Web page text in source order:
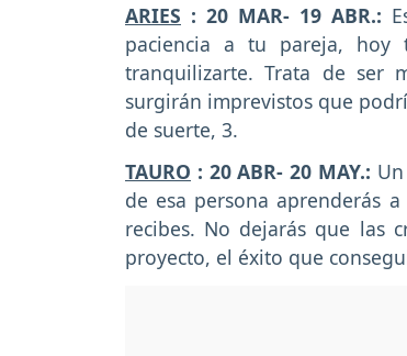
ARIES : 20 MAR- 19 ABR.:
paciencia a tu pareja,
tranquilizarte. Trata de ser
surgirán imprevistos que
de suerte, 3.
TAURO : 20 ABR- 20 MAY.:
de esa persona aprenderás
recibes. No dejarás que las
proyecto, el éxito que